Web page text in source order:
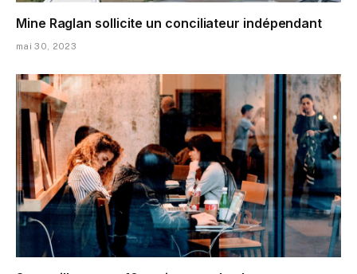
Mine Raglan sollicite un conciliateur indépendant
mai 30, 2023